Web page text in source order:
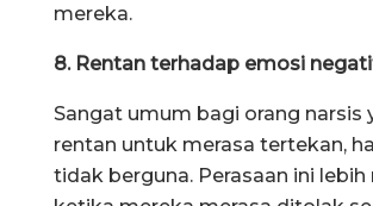
mereka.
8. Rentan terhadap emosi
Sangat umum bagi orang narsis
rentan untuk merasa tertekan,
tidak berguna. Perasaan ini